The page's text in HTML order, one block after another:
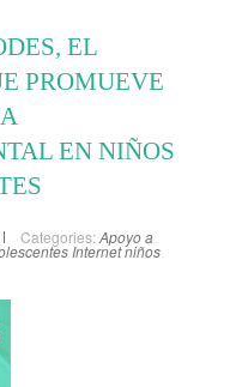
EL
PROMUEVE
EN NIÑOS
Categories: Apoyo a
Internet niños